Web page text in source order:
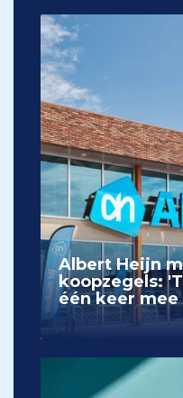
Albert Heijn
koopzegels:
één keer